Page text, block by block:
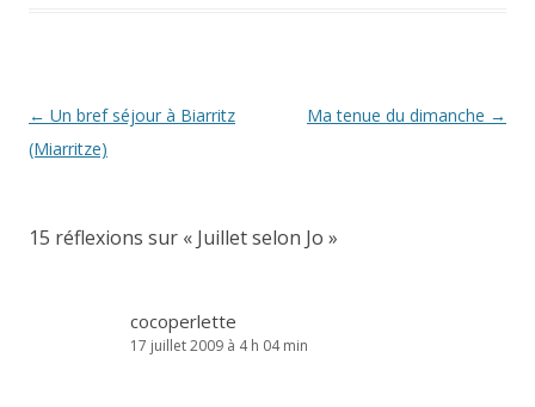
Navigation
des
← Un bref séjour à Biarritz
(Miarritze)
Ma tenue du dimanche →
15 réflexions sur « Juillet selon Jo »
cocoperlette
17 juillet 2009 à 4 h 04 min